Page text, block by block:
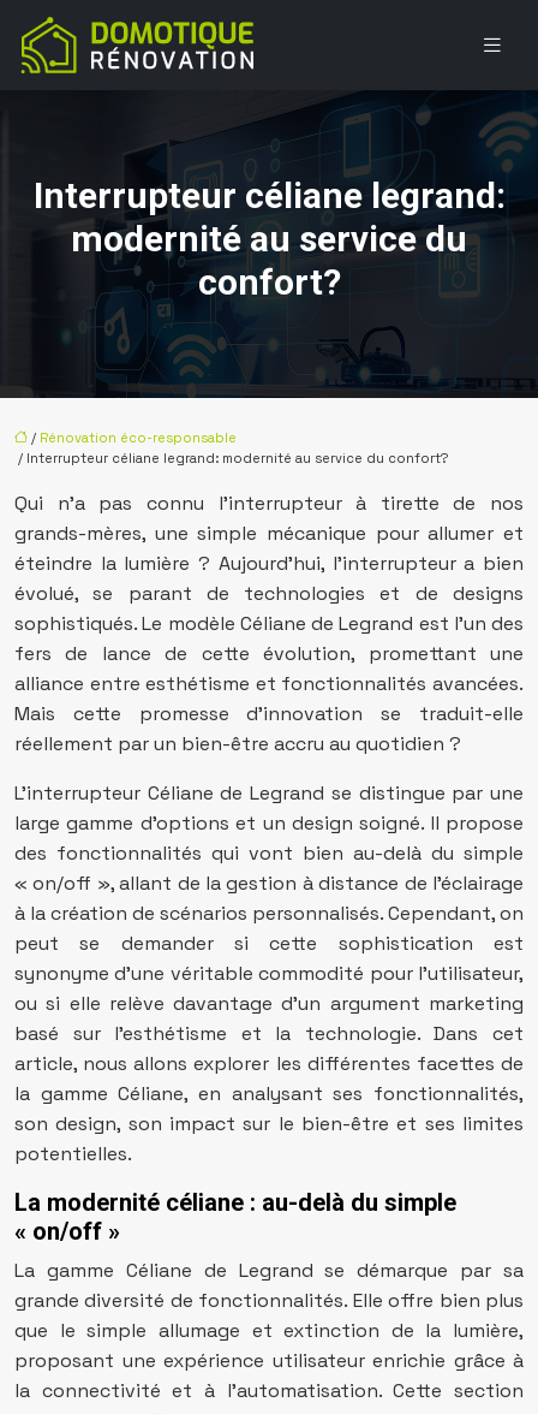
Interrupteur céliane legrand:
modernité au service du
confort?
/ Rénovation éco-responsable
/ Interrupteur céliane legrand: modernité au service du confort?
Qui n’a pas connu l’interrupteur à tirette de nos
grands-mères, une simple mécanique pour allumer et
éteindre la lumière ? Aujourd’hui, l’interrupteur a bien
évolué, se parant de technologies et de designs
sophistiqués. Le modèle Céliane de Legrand est l’un des
fers de lance de cette évolution, promettant une
alliance entre esthétisme et fonctionnalités avancées.
Mais cette promesse d’innovation se traduit-elle
réellement par un bien-être accru au quotidien ?
L’interrupteur Céliane de Legrand se distingue par une
large gamme d’options et un design soigné. Il propose
des fonctionnalités qui vont bien au-delà du simple
« on/off », allant de la gestion à distance de l’éclairage
à la création de scénarios personnalisés. Cependant, on
peut se demander si cette sophistication est
synonyme d’une véritable commodité pour l’utilisateur,
ou si elle relève davantage d’un argument marketing
basé sur l’esthétisme et la technologie. Dans cet
article, nous allons explorer les différentes facettes de
la gamme Céliane, en analysant ses fonctionnalités,
son design, son impact sur le bien-être et ses limites
potentielles.
La modernité céliane : au-delà du simple
« on/off »
La gamme Céliane de Legrand se démarque par sa
grande diversité de fonctionnalités. Elle offre bien plus
que le simple allumage et extinction de la lumière,
proposant une expérience utilisateur enrichie grâce à
la connectivité et à l’automatisation. Cette section